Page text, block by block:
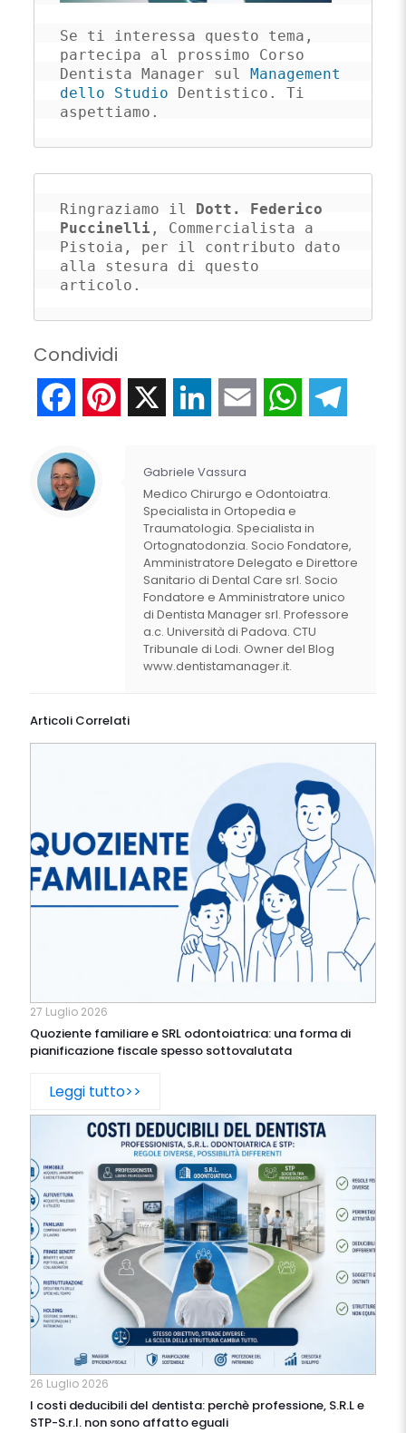
Se ti interessa questo tema,
partecipa al prossimo Corso
Dentista Manager sul Management
dello Studio Dentistico. Ti
aspettiamo.
Ringraziamo il Dott. Federico
Puccinelli , Commercialista a
Pistoia, per il contributo dato
alla stesura di questo
articolo.
Condividi
FacebookPinterest LinkedIn Email WhatsApp
Gabriele Vassura
Medico Chirurgo e Odontoiatra.
Specialista in Ortopedia e
Traumatologia. Specialista in
Ortognatodonzia. Socio Fondatore,
Amministratore Delegato e Direttore
Sanitario di Dental Care srl. Socio
Fondatore e Amministratore unico
di Dentista Manager srl. Professore
a.c. Università di Padova. CTU
Tribunale di Lodi. Owner del Blog
www.dentistamanager.it.
Articoli Correlati
27 Luglio 2026
Quoziente familiare e SRL odontoiatrica: una forma di
pianificazione fiscale spesso sottovalutata
Leggi tutto>>
26 Luglio 2026
I costi deducibili del dentista: perchè professione, S.R.L e
STP-S.r.l. non sono affatto eguali